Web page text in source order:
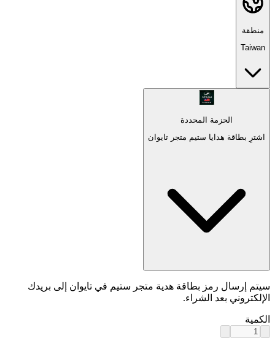
منطقة
Taiwan
الحزمة المحددة
اشترِ بطاقة هدايا ستيم متجر تايوان
سيتم إرسال رمز بطاقة هدية متجر ستيم في تايوان إلى بريدك
الإلكتروني بعد الشراء.
الكمية